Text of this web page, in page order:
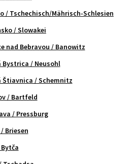
/ Tschechisch/Mährisch-Schlesien
/ Slowakei
nad Bebravou / Banowitz
Bystrica / Neusohl
Štiavnica / Schemnitz
/ Bartfeld
/ Pressburg
Briesen